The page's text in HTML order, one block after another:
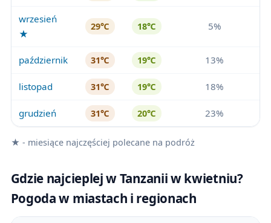
wrzesień
★
29℃ 18℃ 5%
październik 31℃ 19℃ 13%
listopad 31℃ 19℃ 18%
grudzień 31℃ 20℃ 23%
★ - miesiące najczęściej polecane na podróż
Gdzie najcieplej w Tanzanii w kwietniu?
Pogoda w miastach i regionach